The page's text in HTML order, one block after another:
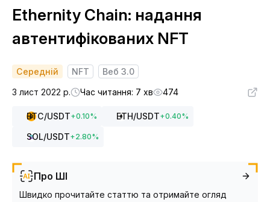
Ethernity Chain: надання
автентифікованих NFT
Середній NFT
Веб 3.0
3 лист 2022 р.
Час читання: 7 хв 474
BTC/USDT+0.10% ETH/USDT+0.40%
SOL/USDT+2.80%
Про ШІ
Швидко прочитайте статтю та отримайте огляд